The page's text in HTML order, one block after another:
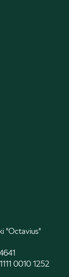
"Octavius"
0010 1252